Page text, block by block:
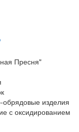
Пресня"
обрядовые изделия
с оксидированием